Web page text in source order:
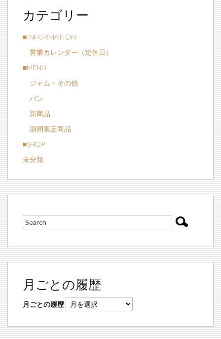
カテゴリー
■INFORMATION
営業カレンダー（定休日）
■MENU
ジャム・その他
パン
新商品
期間限定商品
■SHOP
未分類
月ごとの履歴
月ごとの履歴